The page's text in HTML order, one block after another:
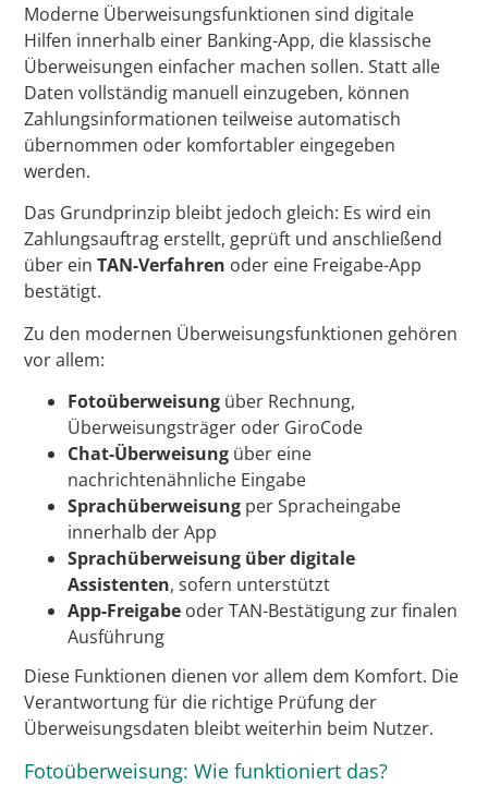
Moderne Überweisungsfunktionen sind digitale
Hilfen innerhalb einer Banking-App, die klassische
Überweisungen einfacher machen sollen. Statt alle
Daten vollständig manuell einzugeben, können
Zahlungsinformationen teilweise automatisch
übernommen oder komfortabler eingegeben
werden.
Das Grundprinzip bleibt jedoch gleich: Es wird ein
Zahlungsauftrag erstellt, geprüft und anschließend
über einTAN-Verfahren oder eine Freigabe-App
bestätigt.
Zu den modernen Überweisungsfunktionen gehören
vor allem:
Fotoüberweisung über Rechnung,
Überweisungsträger oder GiroCode
Chat-Überweisung über eine
nachrichtenähnliche Eingabe
Sprachüberweisung per Spracheingabe
innerhalb der App
Sprachüberweisung über digitale
Assistenten, sofern unterstützt
App-Freigabe oder TAN-Bestätigung zur finalen
Ausführung
Diese Funktionen dienen vor allem dem Komfort. Die
Verantwortung für die richtige Prüfung der
Überweisungsdaten bleibt weiterhin beim Nutzer.
Fotoüberweisung: Wie funktioniert das?